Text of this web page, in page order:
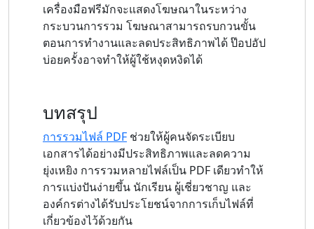
เครื่องมือฟรีมักจะแสดงโฆษณาในระหว่าง
กระบวนการรวม โฆษณาสามารถรบกวนขั้น
ตอนการทำงานและลดประสิทธิภาพได้ ป๊อปอัป
บ่อยครั้งอาจทำให้ผู้ใช้หงุดหงิดได้
บทสรุป
การรวมไฟล์ PDF ช่วยให้ผู้คนจัดระเบียบ
เอกสารได้อย่างมีประสิทธิภาพและลดความ
ยุ่งเหยิง การรวมหลายไฟล์เป็น PDF เดียวทำให้
การแบ่งปันง่ายขึ้น นักเรียน ผู้เชี่ยวชาญ และ
องค์กรต่างได้รับประโยชน์จากการเก็บไฟล์ที่
เกี่ยวข้องไว้ด้วยกัน